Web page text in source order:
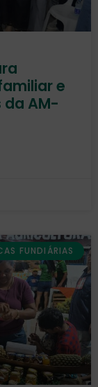
e
AM-
FUNDIÁRIAS